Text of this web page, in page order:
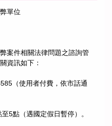
單位
案件相關法律問題之諮詢管
資訊如下：
（使用者付費，依市話通
5點（遇國定假日暫停）。